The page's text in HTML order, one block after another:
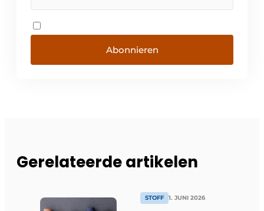
Abonnieren
Gerelateerde artikelen
STOFF 1. JUNI 2026